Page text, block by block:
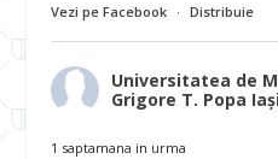
Vezi pe Facebook · Distribuie
Universitatea de
Grigore T. Popa
1 saptamana in urma